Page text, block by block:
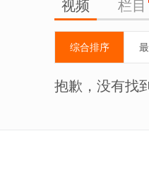
视频 栏目
综合排序
抱歉，没有找到